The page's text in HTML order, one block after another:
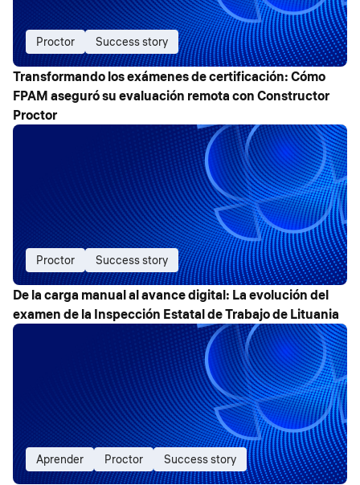
Proctor Success story
Transformando los exámenes de certificación: Cómo
FPAM aseguró su evaluación remota con Constructor
Proctor
Proctor Success story
De la carga manual al avance digital: La evolución del
examen de la Inspección Estatal de Trabajo de Lituania
Aprender Proctor Success story